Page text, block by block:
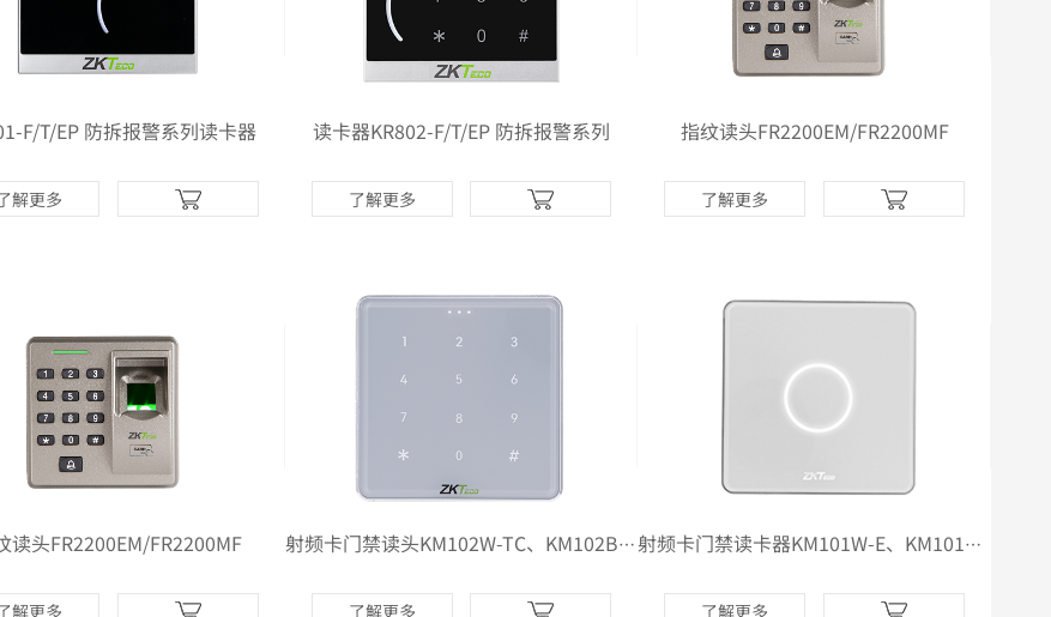
F/T/EP 防拆报警系列读卡器
解更多
读卡器KR802-F/T/EP 防拆报警系列
了解更多
指纹读头FR2200EM/FR2200MF
了解更多
读头FR2200EM/FR2200MF
解更多
射频卡门禁读头KM102W-TC、KM102BP-TC（支持非法拆机报警）
了解更多
射频卡门禁读卡器KM101W-E、KM101BP-E；KM101W-M、KM101BP-M
了解更多